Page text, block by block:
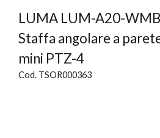
LUMA LUM-A20-
Staffa angolare a
mini PTZ-4
Cod. TSOR000363